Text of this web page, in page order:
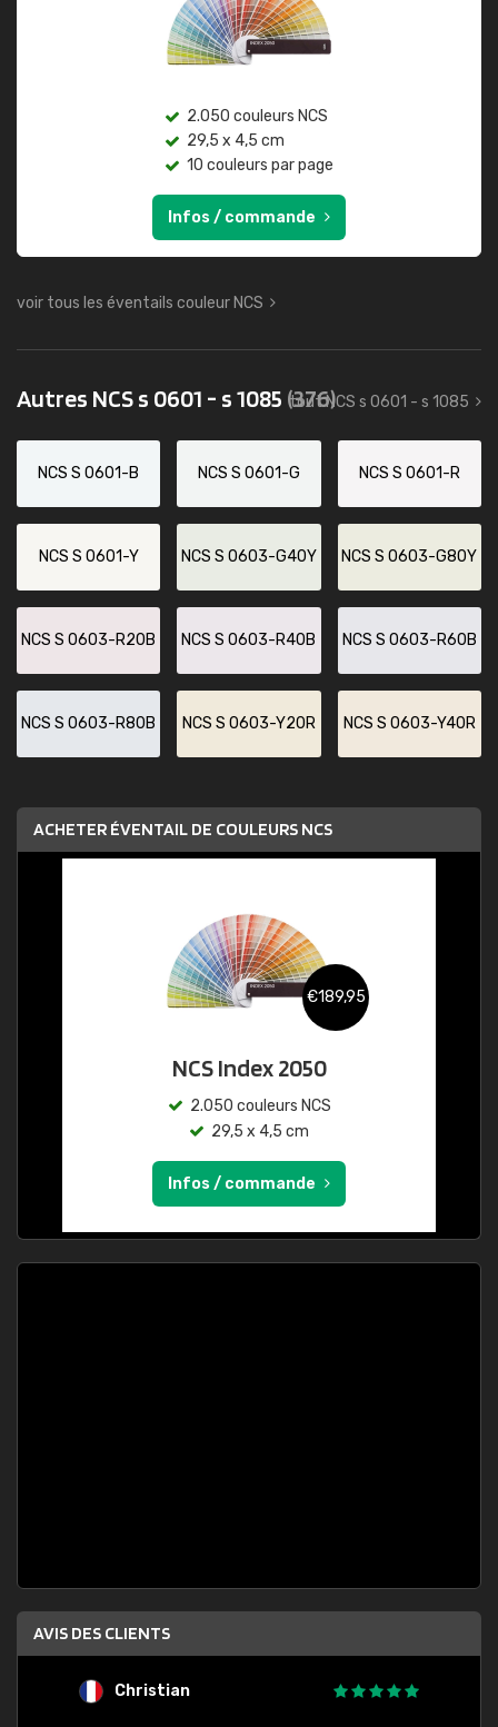
2.050 couleurs NCS
29,5 x 4,5 cm
10 couleurs par page
Infos / commande
voir tous les éventails couleur NCS
Autres NCS s 0601 - s 1085 (376)
tout NCS s 0601 - s 1085
NCS S 0601-B NCS S 0601-G NCS S 0601-R
NCS S 0601-Y NCS S 0603-G40Y NCS S 0603-G80Y
NCS S 0603-R20B NCS S 0603-R40B NCS S 0603-R60B
NCS S 0603-R80B NCS S 0603-Y20R NCS S 0603-Y40R
ACHETER ÉVENTAIL DE COULEURS NCS
€189,95
NCS Index 2050
2.050 couleurs NCS
29,5 x 4,5 cm
Infos / commande
AVIS DES CLIENTS
Christian